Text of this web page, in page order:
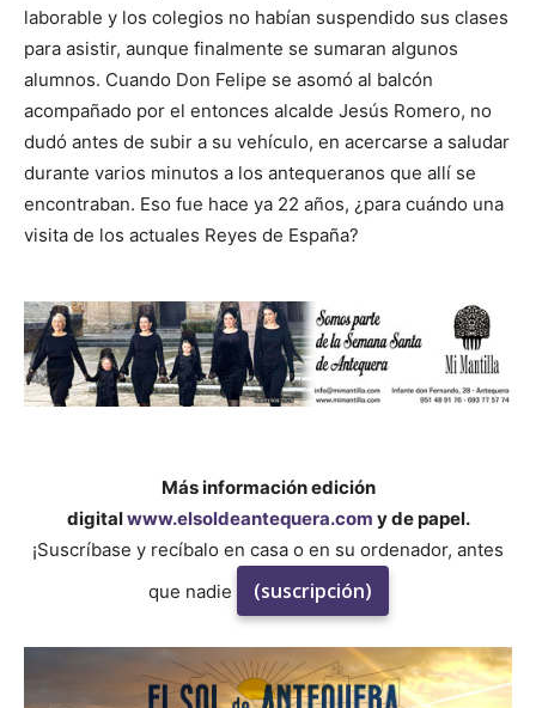
laborable y los colegios no habían suspendido sus clases
para asistir, aunque finalmente se sumaran algunos
alumnos. Cuando Don Felipe se asomó al balcón
acompañado por el entonces alcalde Jesús Romero, no
dudó antes de subir a su vehículo, en acercarse a saludar
durante varios minutos a los antequeranos que allí se
encontraban. Eso fue hace ya 22 años, ¿para cuándo una
visita de los actuales Reyes de España?
Más información edición
digitalwww.elsoldeantequera.com y de papel.
¡Suscríbase y recíbalo en casa o en su ordenador, antes
que nadie
(suscripción)